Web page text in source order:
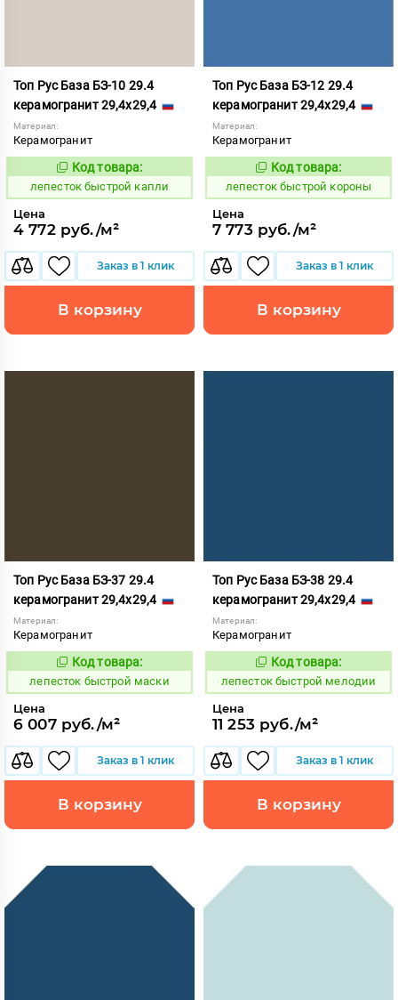
Топ Рус База БЗ-10 29.4
керамогранит 29,4x29,4
Материал:
Керамогранит
860412
Код товара:
лепесток быстрой капли
Цена
4 772 руб./м²
Заказ в 1 клик
В корзину
Топ Рус База БЗ-12 29.4
керамогранит 29,4x29,4
Материал:
Керамогранит
860413
Код товара:
лепесток быстрой короны
Цена
7 773 руб./м²
Заказ в 1 клик
В корзину
Топ Рус База БЗ-37 29.4
керамогранит 29,4x29,4
Материал:
Керамогранит
860422
Код товара:
лепесток быстрой маски
Цена
6 007 руб./м²
Заказ в 1 клик
В корзину
Топ Рус База БЗ-38 29.4
керамогранит 29,4x29,4
Материал:
Керамогранит
860423
Код товара:
лепесток быстрой мелодии
Цена
11 253 руб./м²
Заказ в 1 клик
В корзину